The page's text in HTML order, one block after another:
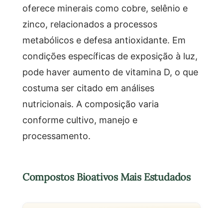
oferece minerais como cobre, selênio e
zinco, relacionados a processos
metabólicos e defesa antioxidante. Em
condições específicas de exposição à luz,
pode haver aumento de vitamina D, o que
costuma ser citado em análises
nutricionais. A composição varia
conforme cultivo, manejo e
processamento.
Compostos Bioativos Mais Estudados